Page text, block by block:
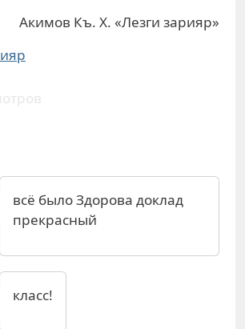
Акимов Къ. Х. «Лезги зарияр»
всё было Здорова доклад
прекрасный
класс!